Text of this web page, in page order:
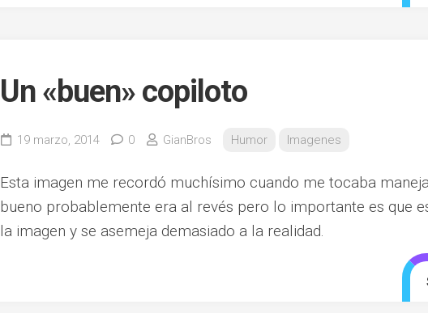
Un «buen» copiloto
19 marzo, 2014 0 GianBros Humor Imagenes
Esta imagen me recordó muchísimo cuando me tocaba
bueno probablemente era al revés pero lo importante es que
la imagen y se asemeja demasiado a la realidad.